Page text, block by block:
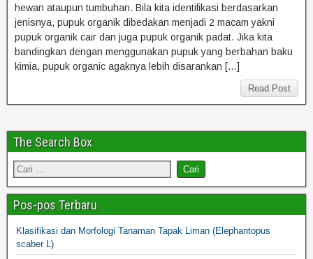
hewan ataupun tumbuhan. Bila kita identifikasi berdasarkan
jenisnya, pupuk organik dibedakan menjadi 2 macam yakni
pupuk organik cair dan juga pupuk organik padat. Jika kita
bandingkan dengan menggunakan pupuk yang berbahan baku
kimia, pupuk organic agaknya lebih disarankan […]
Read Post
The Search Box
Pos-pos Terbaru
Klasifikasi dan Morfologi Tanaman Tapak Liman (Elephantopus
scaber L)